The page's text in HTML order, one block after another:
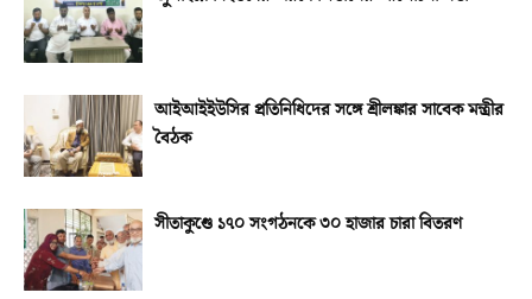
আইআইইউসির প্রতিনিধিদের সঙ্গে শ্রীলঙ্কার সাবেক মন্ত্রীর
বৈঠক
সীতাকুণ্ডে ১৭০ সংগঠনকে ৩০ হাজার চারা বিতরণ